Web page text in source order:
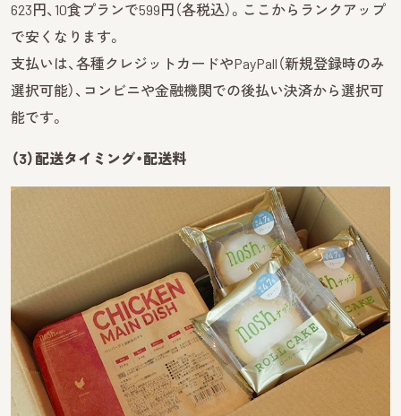
623円、10食プランで599円（各税込）。ここからランクアップ
で安くなります。
支払いは、各種クレジットカードやPayPall（新規登録時のみ
選択可能）、コンビニや金融機関での後払い決済から選択可
能です。
（3）配送タイミング・配送料